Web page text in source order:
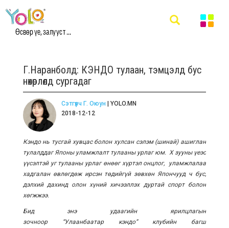
Өсвөр үе, залууст ...
Г.Наранболд: КЭНДО тулаан, тэмцэлд бус
нөхөрлөлд сургадаг
Сэтгүүлч Г. Оюун | YOLO.MN
2018-12-12
Кэндо нь тусгай хувцас болон хулсан сэлэм (шинай) ашиглан
тулалддаг Японы уламжлалт тулааны урлаг юм. X зууны үеэс
үүсэлтэй уг тулааны урлаг өнөөг хүртэл онцлог, уламжлалаа
хадгалан өвлөгдөж ирсэн төдийгүй зөвхөн Япончууд ч бус,
дэлхий дахинд олон хүний хичээллэх дуртай спорт болон
хөгжжээ.
Бид энэ удаагийн ярилцлагын
зочноор
“Улаанбаатар кэндо”клубийн багш